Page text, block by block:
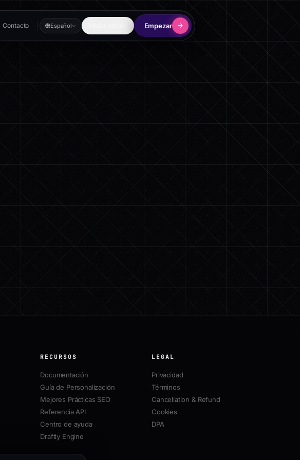
Contacto Español Empezar
RECURSOS
Documentación
Guía de Personalización
Mejores Prácticas SEO
Referencia API
Centro de ayuda
Draftly Engine
LEGAL
Privacidad
Términos
Cancellation & Refund
Cookies
DPA